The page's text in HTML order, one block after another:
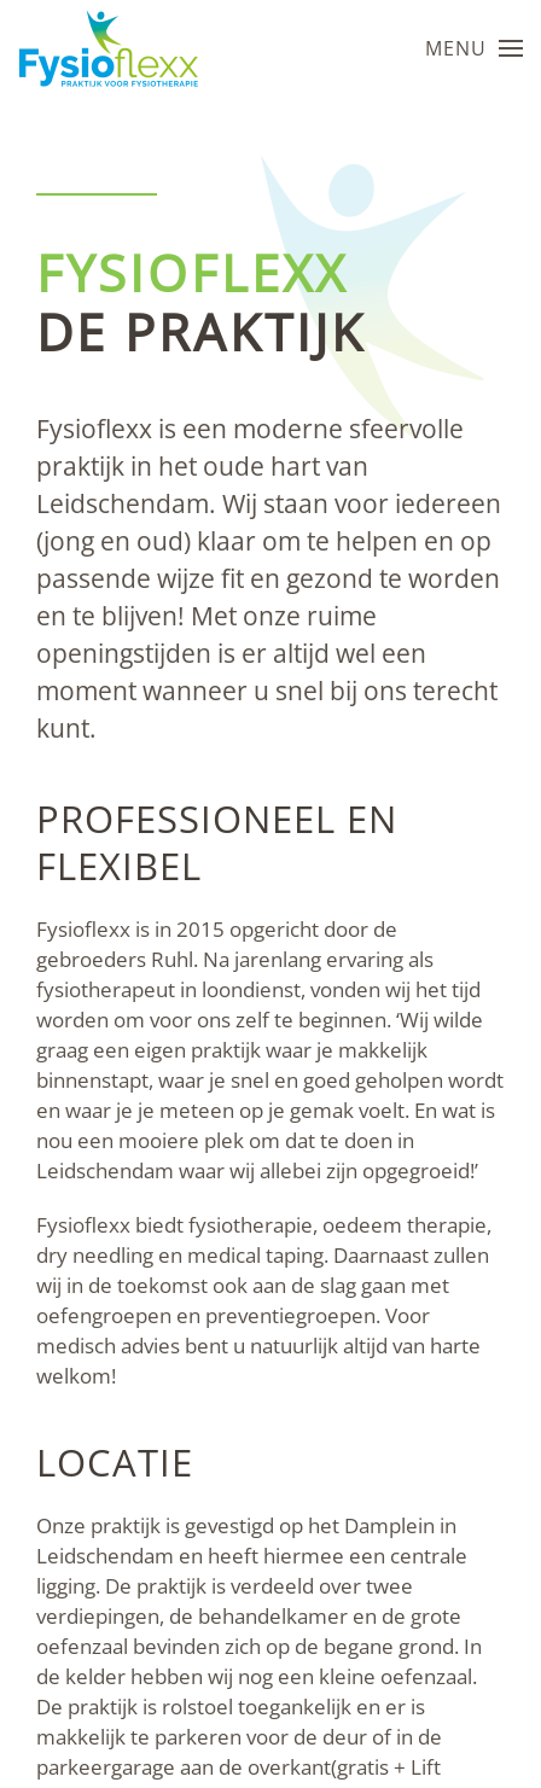
Skip to main content
MENU
FYSIOFLEXX
DE PRAKTIJK
Fysioflexx is een moderne sfeervolle
praktijk in het oude hart van
Leidschendam. Wij staan voor iedereen
(jong en oud) klaar om te helpen en op
passende wijze fit en gezond te worden
en te blijven! Met onze ruime
openingstijden is er altijd wel een
moment wanneer u snel bij ons terecht
kunt.
PROFESSIONEEL EN
FLEXIBEL
Fysioflexx is in 2015 opgericht door de
gebroeders Ruhl. Na jarenlang ervaring als
fysiotherapeut in loondienst, vonden wij het tijd
worden om voor ons zelf te beginnen. ‘Wij wilde
graag een eigen praktijk waar je makkelijk
binnenstapt, waar je snel en goed geholpen wordt
en waar je je meteen op je gemak voelt. En wat is
nou een mooiere plek om dat te doen in
Leidschendam waar wij allebei zijn opgegroeid!’
Fysioflexx biedt fysiotherapie, oedeem therapie,
dry needling en medical taping. Daarnaast zullen
wij in de toekomst ook aan de slag gaan met
oefengroepen en preventiegroepen. Voor
medisch advies bent u natuurlijk altijd van harte
welkom!
LOCATIE
Onze praktijk is gevestigd op het Damplein in
Leidschendam en heeft hiermee een centrale
ligging. De praktijk is verdeeld over twee
verdiepingen, de behandelkamer en de grote
oefenzaal bevinden zich op de begane grond. In
de kelder hebben wij nog een kleine oefenzaal.
De praktijk is rolstoel toegankelijk en er is
makkelijk te parkeren voor de deur of in de
parkeergarage aan de overkant(gratis + Lift